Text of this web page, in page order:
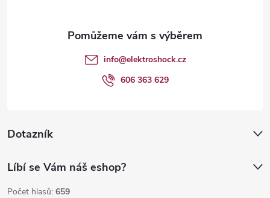
s
u
info@elektroshock.cz
606 363 629
Dotazník
Líbí se Vám náš eshop?
Počet hlasů: 659